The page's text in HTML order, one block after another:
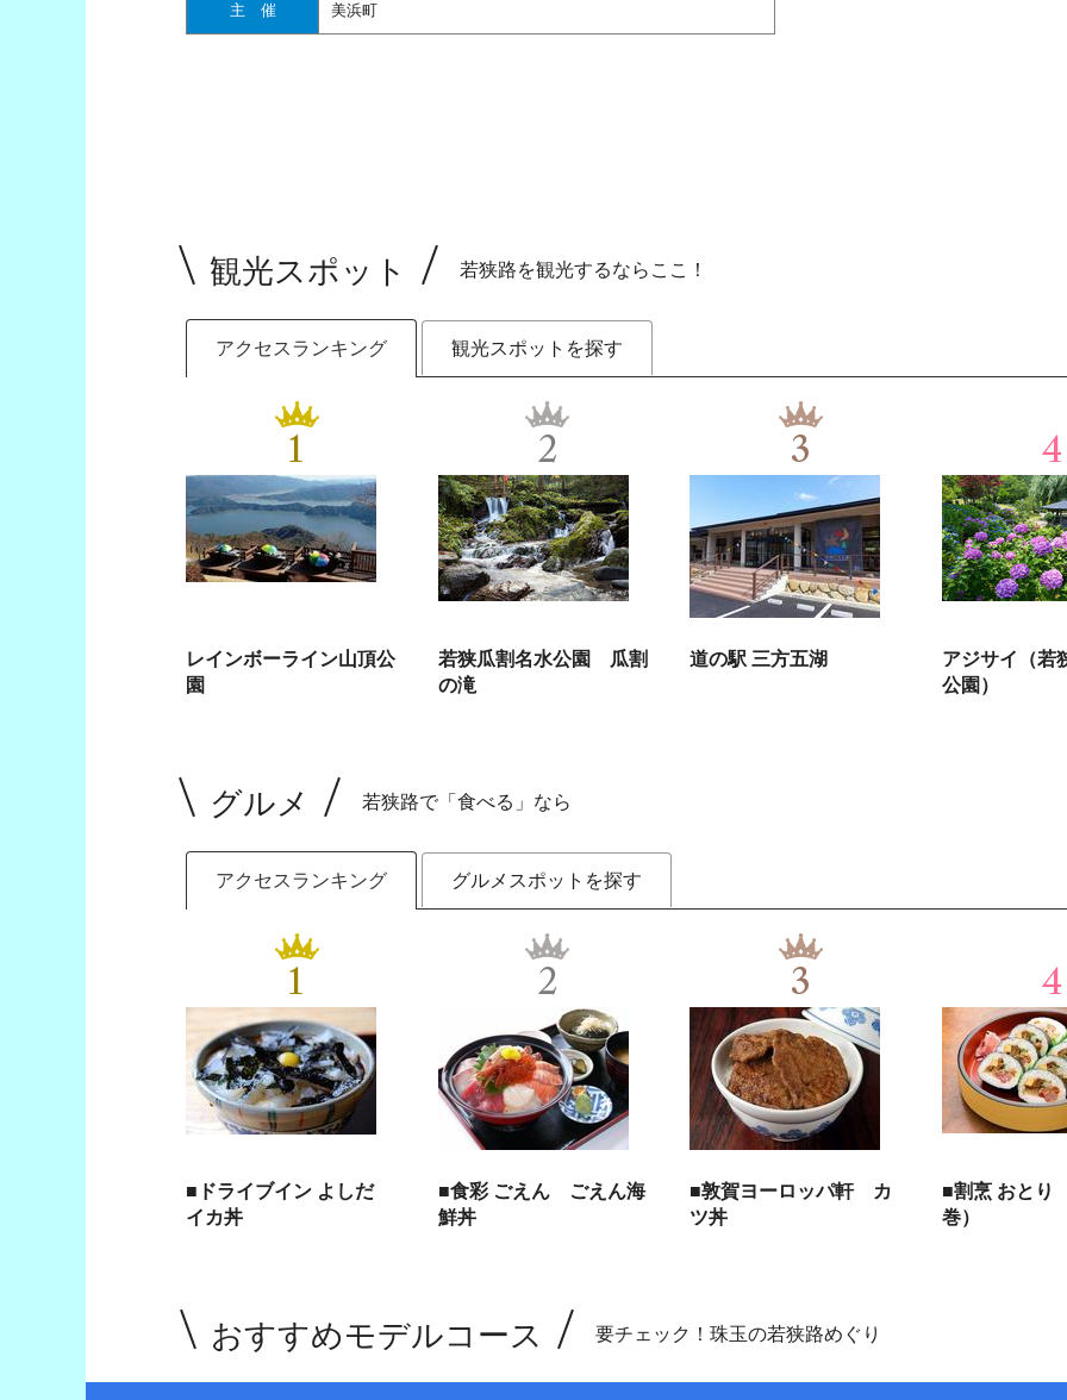
主 催 美浜町
観光スポット 若狭路を観光するならここ！
アクセスランキング 観光スポットを探す
1
レインボーライン山頂公
園
2
若狭瓜割名水公園 瓜割
の滝
3
道の駅 三方五湖
4
アジサイ（若
公園）
グルメ 若狭路で「食べる」なら
アクセスランキング グルメスポットを探す
1
■ドライブイン よしだ
イカ丼
2
■食彩 ごえん ごえん海
鮮丼
3
■敦賀ヨーロッパ軒 カ
ツ丼
4
■割烹 おとり
巻）
おすすめモデルコース 要チェック！珠玉の若狭路めぐり